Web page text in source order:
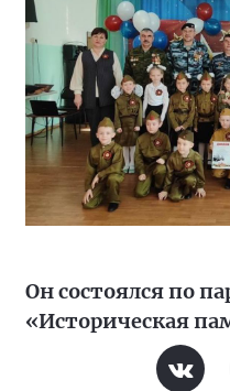
Он состоялся по
«Историческая